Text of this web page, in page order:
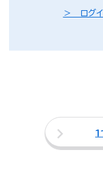
＞ ログ